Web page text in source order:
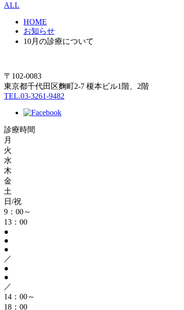
ALL
HOME
お知らせ
10月の診療について
〒102-0083
東京都千代田区麴町2-7 榎本ビル1階、2階
TEL.03-3261-9482
診療時間
月
火
水
木
金
土
日/祝
9：00～
13：00
●
●
●
／
●
●
／
14：00～
18：00